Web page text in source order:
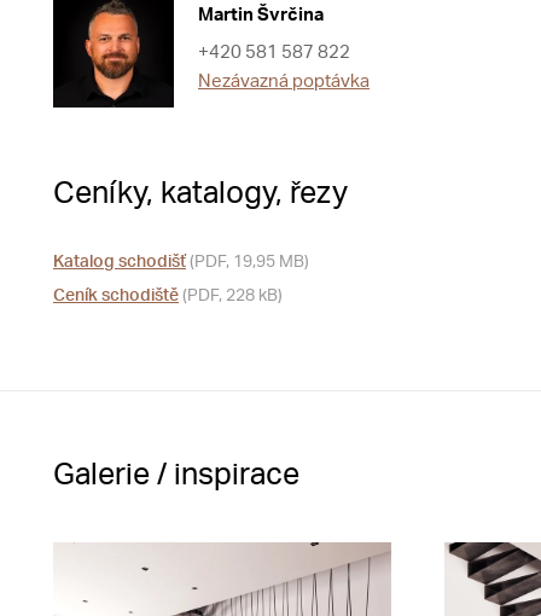
Martin Švrčina
+420 581 587 822
Nezávazná poptávka
Ceníky, katalogy, řezy
Katalog schodišť (PDF, 19,95 MB)
Ceník schodiště (PDF, 228 kB)
Galerie / inspirace